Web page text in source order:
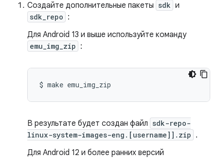
Создайте дополнительные пакеты sdk и
sdk_repo :
Для Android 13 и выше используйте команду
emu_img_zip :
$ make
В результате будет создан файл sdk-repo-
linux-system-images-eng.[username]].zip .
Для Android 12 и более ранних версий